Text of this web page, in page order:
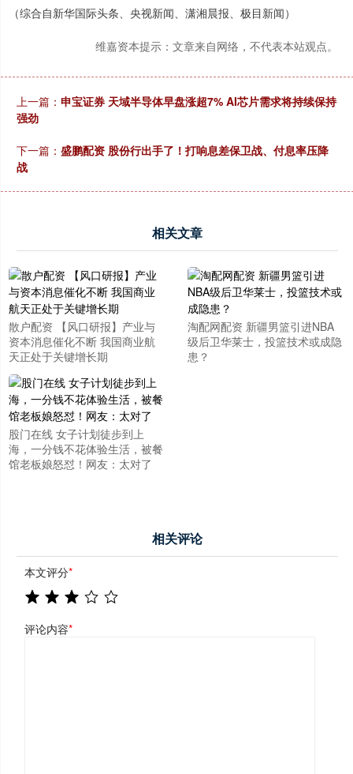
（综合自新华国际头条、央视新闻、潇湘晨报、极目新闻）
维嘉资本提示：文章来自网络，不代表本站观点。
上一篇： 申宝证券 天域半导体早盘涨超7% AI芯片需求将持续保持
强劲
下一篇： 盛鹏配资 股份行出手了！打响息差保卫战、付息率压降
战
相关文章
散户配资 【风口研报】产业与
资本消息催化不断 我国商业航
天正处于关键增长期
淘配网配资 新疆男篮引进NBA
级后卫华莱士，投篮技术或成隐
患？
股门在线 女子计划徒步到上
海，一分钱不花体验生活，被餐
馆老板娘怒怼！网友：太对了
相关评论
本文评分*
评论内容*